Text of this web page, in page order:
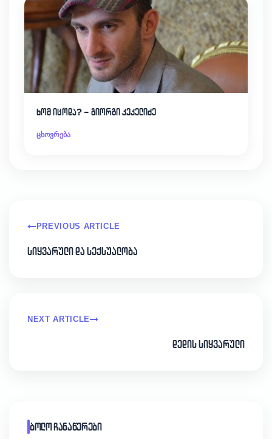
ხომ იცოდა? – გიორგი კეკელიძე
ცხოვრება
PREVIOUS ARTICLE
სიყვარული და სექსუალობა
NEXT ARTICLE
დედის სიყვარული
ბოლო ჩანაწერები